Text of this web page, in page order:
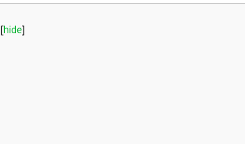
[hide]